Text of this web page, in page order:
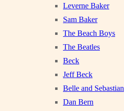
Leverne Baker
Sam Baker
The Beach Boys
The Beatles
Beck
Jeff Beck
Belle and Sebastian
Dan Bern